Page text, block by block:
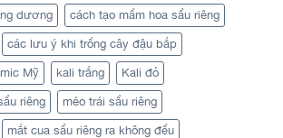
dương cách tạo mầm hoa sầu riêng
các lưu ý khi trồng cây đậu bắp
Mỹ kali trắng Kali đỏ
riêng méo trái sầu riêng
mắt cua sầu riêng ra không đều